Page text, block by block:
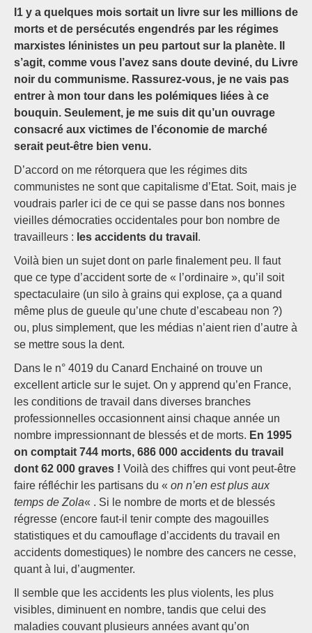
I1 y a quelques mois sortait un livre sur les millions de
morts et de persécutés engendrés par les régimes
marxistes léninistes un peu partout sur la planète. Il
s’agit, comme vous l’avez sans doute deviné, du Livre
noir du communisme. Rassurez-vous, je ne vais pas
entrer à mon tour dans les polémiques liées à ce
bouquin. Seulement, je me suis dit qu’un ouvrage
consacré aux victimes de l’économie de marché
serait peut-être bien venu.
D’accord on me rétorquera que les régimes dits
communistes ne sont que capitalisme d’Etat. Soit, mais je
voudrais parler ici de ce qui se passe dans nos bonnes
vieilles démocraties occidentales pour bon nombre de
travailleurs : les accidents du travail .
Voilà bien un sujet dont on parle finalement peu. Il faut
que ce type d’accident sorte de « l’ordinaire », qu’il soit
spectaculaire (un silo à grains qui explose, ça a quand
même plus de gueule qu’une chute d’escabeau non ?)
ou, plus simplement, que les médias n’aient rien d’autre à
se mettre sous la dent.
Dans le n° 4019 du Canard Enchainé on trouve un
excellent article sur le sujet. On y apprend qu’en France,
les conditions de travail dans diverses branches
professionnelles occasionnent ainsi chaque année un
nombre impressionnant de blessés et de morts. En 1995
on comptait 744 morts, 686 000 accidents du travail
dont 62 000 graves ! Voilà des chiffres qui vont peut-être
faire réfléchir les partisans du « on n’en est plus aux
temps de Zola« . Si le nombre de morts et de blessés
régresse (encore faut-il tenir compte des magouilles
statistiques et du camouflage d’accidents du travail en
accidents domestiques) le nombre des cancers ne cesse,
quant à lui, d’augmenter.
Il semble que les accidents les plus violents, les plus
visibles, diminuent en nombre, tandis que celui des
maladies couvant plusieurs années avant qu’on